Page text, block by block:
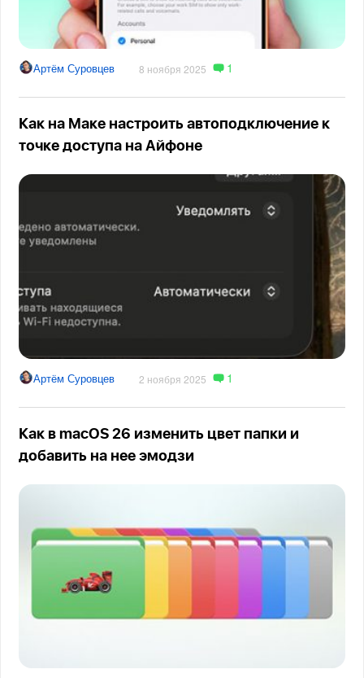
Артём Суровцев 8 ноября 2025 1
Как на Маке настроить автоподключение к
точке доступа на Айфоне
Артём Суровцев 2 ноября 2025 1
Как в macOS 26 изменить цвет папки и
добавить на нее эмодзи